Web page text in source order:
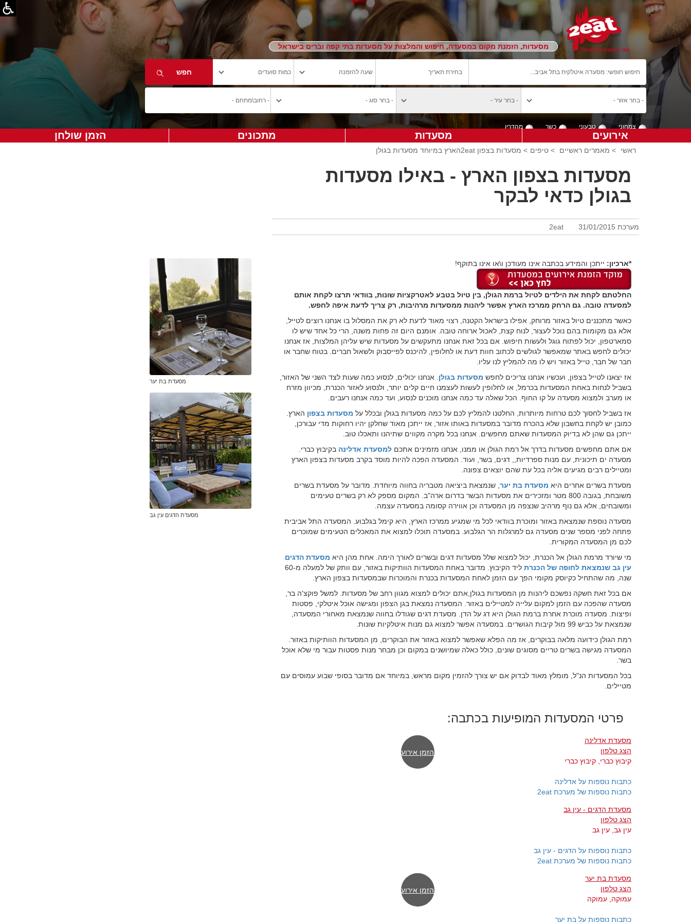
מסעדות, הזמנת מקום במסעדה, חיפוש והמלצות על מסעדות בתי קפה וברים בישראל
צמחוני טבעוני כשר מהדרין
אירועים מסעדות מתכונים הזמן שולחן
ראשי > מאמרים ראשיים > טיפים > מסעדות בצפון 2eatהארץ במיוחד מסעדות בגולן
מסעדות בצפון הארץ - באילו מסעדות
בגולן כדאי לבקר
מערכת 2eat 31/01/2015
*ארכיון: ייתכן והמידע בכתבה אינו מעודכן ו\או אינו בתוקף!
החלטתם לקחת את הילדים לטיול ברמת הגולן, בין טיול בטבע לאטרקציות שונות, בוודאי תרצו לקחת אותם
למסעדה טובה. גם הרחק ממרכז הארץ אפשר ליהנות ממסעדות מרהיבות, רק צריך לדעת איפה לחפש.
כאשר מתכננים טיול באזור מרוחק, אפילו בישראל הקטנה, רצוי מאוד לדעת לא רק את המסלול בו אנחנו רוצים לטייל,
אלא גם מקומות בהם נוכל לעצור, לנוח קצת, לאכול ארוחה טובה. אומנם היום זה פחות משנה, הרי כל אחד שיש לו
סמארטפון, יכול לפתוח גוגל ולעשות חיפוש. אם בכל זאת אנחנו מתעקשים על מסעדות שיש עליהן המלצות, אז אנחנו
יכולים לחפש באתר שמאפשר לגולשים לכתוב חוות דעת או לחלופין, להיכנס לפייסבוק ולשאול חברים. בטוח שחבר או
חבר של חבר, טייל באזור ויש לו מה להמליץ לנו עליו.
אז יצאנו לטייל בצפון, ועכשיו אנחנו צריכים לחפש מסעדות בגולן . אנחנו יכולים, לנסוע כמה שעות לצד השני של האזור,
בשביל לנחות באחת המסעדות בכרמל, או לחלופין לעשות לעצמנו חיים קלים יותר, ולנסוע לאזור הכנרת, מכיוון מזרח
או מערב ולמצוא מסעדה על קו החוף. הכל שאלה עד כמה אנחנו מוכנים לנסוע, ועד כמה אנחנו רעבים.
אז בשביל לחסוך לכם טרחות מיותרות, החלטנו להמליץ לכם על כמה מסעדות בגולן ובכלל על מסעדות בצפון הארץ.
כמובן יש לקחת בחשבון שלא בהכרח מדובר במסעדות באותו אזור, אז ייתכן מאוד שחלקן יהיו רחוקות מדי עבורכן,
ייתכן גם שהן לא בדיוק המסעדות שאתם מחפשים. אנחנו בכל מקרה מקווים שתיהנו ותאכלו טוב.
אם אתם מחפשים מסעדות בדרך אל רמת הגולן או ממנו, אנחנו מזמינים אתכם למסעדת אדלינה בקיבוץ כברי.
מסעדה ים תיכונית, עם מנות ספרדיות,, דגים, בשר, ועוד. המסעדה הפכה להיות מוסד בקרב מסעדות בצפון הארץ
ומטיילים רבים מגיעים אליה בכל עת שהם יוצאים צפונה.
מסעדת בשרים אחרים היא מסעדת בת יער, שנמצאת ביציאה מטבריה בחווה מיוחדת. מדובר על מסעדת בשרים
משובחת, בגובה 800 מטר ומזכירים את מסעדות הבשר בדרום ארה"ב. המקום מספק לא רק בשרים טעימים
ומשובחים, אלא גם נוף מרהיב שנצפה מן המסעדה וכן אווירה קסומה במסעדה עצמה.
מסעדה נוספת שנמצאת באזור ומוכרת בוודאי לכל מי שמגיע ממרכז הארץ, היא קימל בגלבוע. המסעדה התל אביבית
פתחה לפני מספר שנים מסעדה גם למרגלות הר הגלבוע. במסעדה תוכלו למצוא את המאכלים הטעימים שמוכרים
לכם מן המסעדה המקורית.
מי שיורד מרמת הגולן אל הכנרת, יכול למצוא שלל מסעדות דגים ובשרים לאורך הימה. אחת מהן היא מסעדת הדגים
עין גב שנמצאת לחופה של הכנרת
ליד הקיבוץ. מדובר באחת המסעדות הוותיקות באזור, עם וותק של למעלה מ-60
שנה, מה שהתחיל כקיוסק מקומי הפך עם הזמן לאחת המסעדות בכנרת והמוכרות שבמסעדות בצפון הארץ.
אם בכל זאת חשקה נפשכם ליהנות מן המסעדות בגולן,אתם יכולים למצוא מגוון רחב של מסעדות. למשל פוקצ'ה בר,
מסעדה שהפכה עם הזמן למקום עלייה למטיילים באזור. המסעדה נמצאת בגן הצפון ומגישה אוכל איטלקי, פסטות
ופיצות. מסעדה מוכרת אחרת ברמת הגולן היא דג על הדן. מסעדת דגים שגודלו בחווה שנמצאת מאחורי המסעדה,
שנמצאת על כביש 99 מול קיבות הגושרים. במסעדה אפשר למצוא גם מנות איטלקיות שונות.
רמת הגולן כידועה מלאה בבוקרים, אז מה הפלא שאפשר למצוא באזור את הבוקרים, מן המסעדות הוותיקות באזור.
המסעדה מגישה בשרים טריים מסוגים שונים, כולל כאלה שמיושנים במקום וכן מבחר מנות פסטות עבור מי שלא אוכל
בשר.
בכל המסעדות הנ"ל, מומלץ מאוד לבדוק אם יש צורך להזמין מקום מראש, במיוחד אם מדובר בסופי שבוע עמוסים עם
מטיילים.
מסעדת בת יער
מסעדת הדגים עין גב
פרטי המסעדות המופיעות בכתבה:
מסעדת אדלינה
הצג טלפון
קיבוץ כברי, קיבוץ כברי
הזמן אירוע
כתבות נוספות על אדלינה
כתבות נוספות של מערכת 2eat
מסעדת הדגים - עין גב
הצג טלפון
עין גב, עין גב
כתבות נוספות על הדגים - עין גב
כתבות נוספות של מערכת 2eat
מסעדת בת יער
הצג טלפון
עמוקה, עמוקה
הזמן אירוע
כתבות נוספות על בת יער